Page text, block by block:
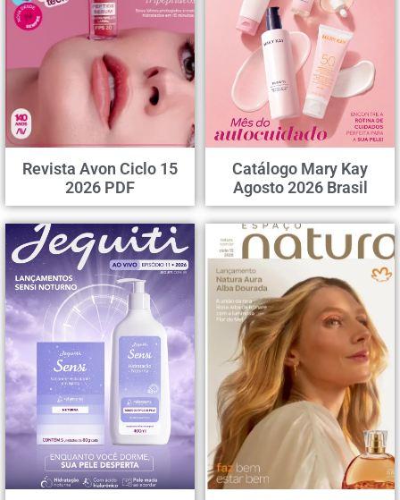
Revista Avon Ciclo 15
2026 PDF
Catálogo Mary Kay
Agosto 2026 Brasil